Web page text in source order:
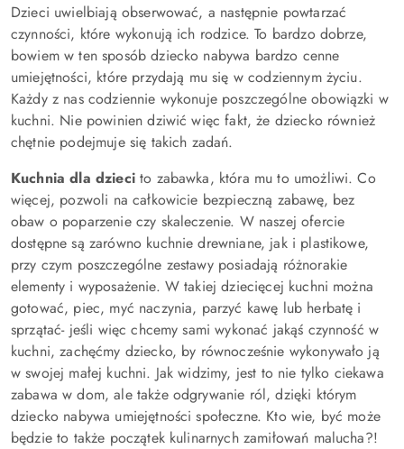
Dzieci uwielbiają obserwować, a następnie powtarzać
czynności, które wykonują ich rodzice. To bardzo dobrze,
bowiem w ten sposób dziecko nabywa bardzo cenne
umiejętności, które przydają mu się w codziennym życiu.
Każdy z nas codziennie wykonuje poszczególne obowiązki w
kuchni. Nie powinien dziwić więc fakt, że dziecko również
chętnie podejmuje się takich zadań.
Kuchnia dla dziecito zabawka, która mu to umożliwi. Co
więcej, pozwoli na całkowicie bezpieczną zabawę, bez
obaw o poparzenie czy skaleczenie. W naszej ofercie
dostępne są zarówno kuchnie drewniane, jak i plastikowe,
przy czym poszczególne zestawy posiadają różnorakie
elementy i wyposażenie. W takiej dziecięcej kuchni można
gotować, piec, myć naczynia, parzyć kawę lub herbatę i
sprzątać- jeśli więc chcemy sami wykonać jakąś czynność w
kuchni, zachęćmy dziecko, by równocześnie wykonywało ją
w swojej małej kuchni. Jak widzimy, jest to nie tylko ciekawa
zabawa w dom, ale także odgrywanie ról, dzięki którym
dziecko nabywa umiejętności społeczne. Kto wie, być może
będzie to także początek kulinarnych zamiłowań malucha?!